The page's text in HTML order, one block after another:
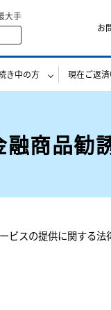
大手
お
き中の方 現在ご返
融商品勧
ービスの提供に関す